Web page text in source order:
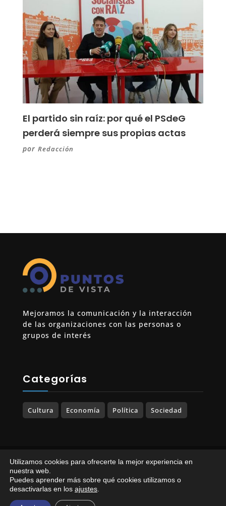
El partido sin raíz: por qué el PSdeG
perderá siempre sus propias actas
por Redacción
Mejoramos la comunicación y la interacción
de las organizaciones con las personas o
grupos de interés
Categorías
Cultura Economía Política Sociedad
© 2023-2025 PUNTOS DE VISTA. Todos los
Política de Privacidad|Política de Cookies
Utilizamos cookies para ofrecerte la mejor experiencia en
nuestra web.
Puedes aprender más sobre qué cookies utilizamos o
desactivarlas en los ajustes